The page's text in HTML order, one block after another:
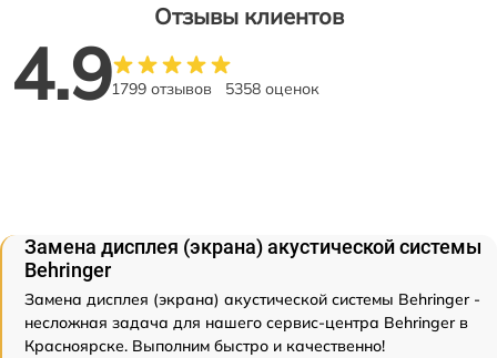
Отзывы клиентов
4.91799 отзывов 5358 оценок
Замена дисплея (экрана) акустической системы
Behringer
Замена дисплея (экрана) акустической системы Behringer -
несложная задача для нашего сервис-центра Behringer в
Красноярске. Выполним быстро и качественно!